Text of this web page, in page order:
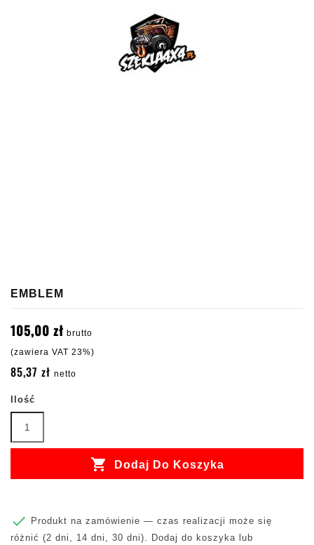
EMBLEM
105,00 zł brutto
(zawiera VAT 23%)
85,37 zł netto
Ilość
 Dodaj Do Koszyka

Produkt na zamówienie — czas realizacji może się
różnić (2 dni, 14 dni, 30 dni). Dodaj do koszyka lub